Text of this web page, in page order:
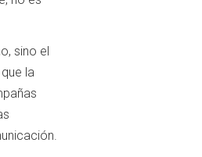
sino el
la